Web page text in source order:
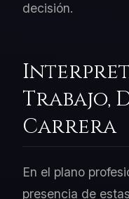
decisión.
Trabajo,
Carrera
En el plano
presencia de